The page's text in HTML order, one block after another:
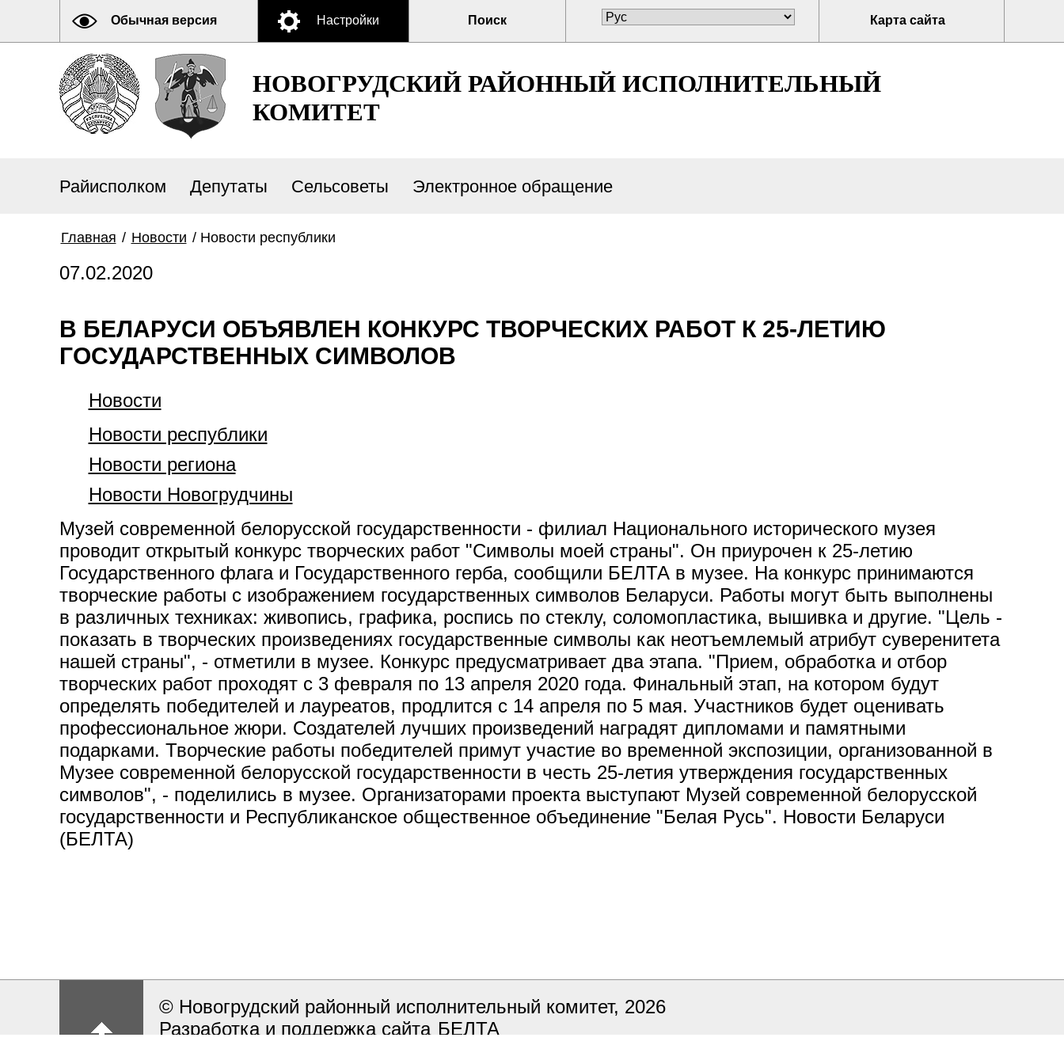
Обычная версия Настройки Поиск Карта сайта
НОВОГРУДСКИЙ РАЙОННЫЙ ИСПОЛНИТЕЛЬНЫЙ
КОМИТЕТ
Райисполком Депутаты Сельсоветы Электронное обращение
Главная / Новости / Новости республики
07.02.2020
В БЕЛАРУСИ ОБЪЯВЛЕН КОНКУРС ТВОРЧЕСКИХ РАБОТ К 25-ЛЕТИЮ
ГОСУДАРСТВЕННЫХ СИМВОЛОВ
Новости
Новости республики
Новости региона
Новости Новогрудчины
Музей современной белорусской государственности - филиал Национального исторического музея
проводит открытый конкурс творческих работ "Символы моей страны". Он приурочен к 25-летию
Государственного флага и Государственного герба, сообщили БЕЛТА в музее. На конкурс принимаются
творческие работы с изображением государственных символов Беларуси. Работы могут быть выполнены
в различных техниках: живопись, графика, роспись по стеклу, соломопластика, вышивка и другие. "Цель -
показать в творческих произведениях государственные символы как неотъемлемый атрибут суверенитета
нашей страны", - отметили в музее. Конкурс предусматривает два этапа. "Прием, обработка и отбор
творческих работ проходят с 3 февраля по 13 апреля 2020 года. Финальный этап, на котором будут
определять победителей и лауреатов, продлится с 14 апреля по 5 мая. Участников будет оценивать
профессиональное жюри. Создателей лучших произведений наградят дипломами и памятными
подарками. Творческие работы победителей примут участие во временной экспозиции, организованной в
Музее современной белорусской государственности в честь 25-летия утверждения государственных
символов", - поделились в музее. Организаторами проекта выступают Музей современной белорусской
государственности и Республиканское общественное объединение "Белая Русь". Новости Беларуси
(БЕЛТА)
© Новогрудский районный исполнительный комитет, 2026
Разработка и поддержка сайта БЕЛТА